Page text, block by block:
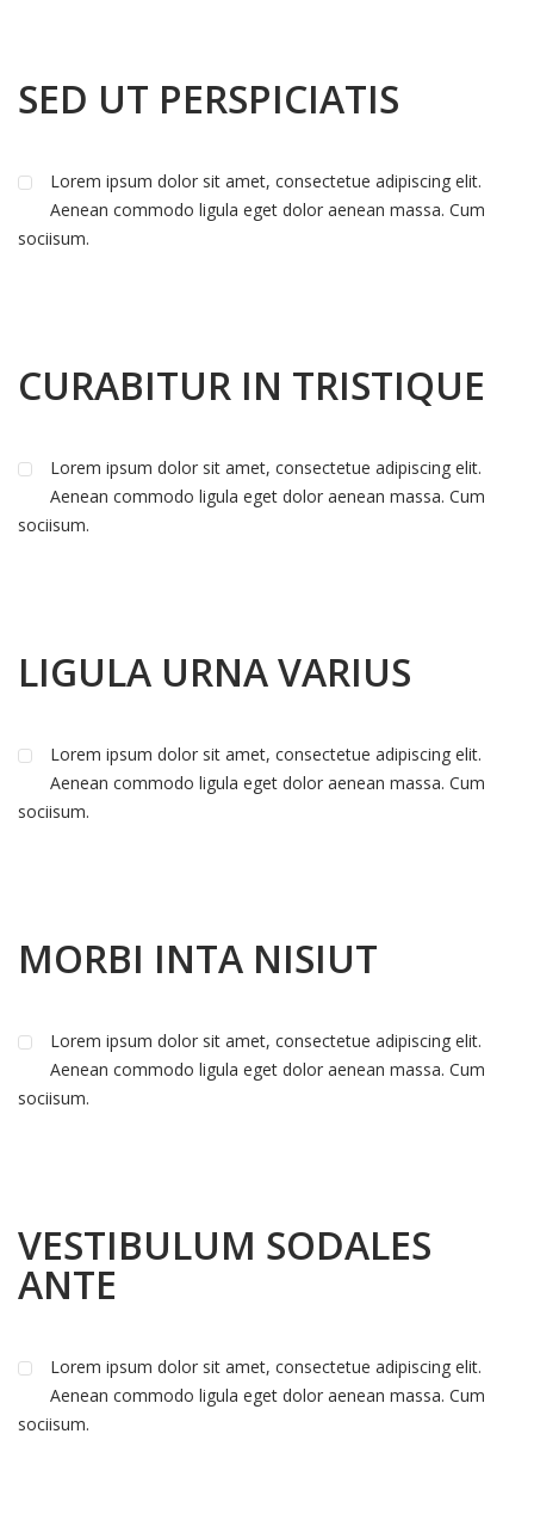
SED UT PERSPICIATIS
Lorem ipsum dolor sit amet, consectetue adipiscing elit.
Aenean commodo ligula eget dolor aenean massa. Cum
sociisum.
CURABITUR IN TRISTIQUE
Lorem ipsum dolor sit amet, consectetue adipiscing elit.
Aenean commodo ligula eget dolor aenean massa. Cum
sociisum.
LIGULA URNA VARIUS
Lorem ipsum dolor sit amet, consectetue adipiscing elit.
Aenean commodo ligula eget dolor aenean massa. Cum
sociisum.
MORBI INTA NISIUT
Lorem ipsum dolor sit amet, consectetue adipiscing elit.
Aenean commodo ligula eget dolor aenean massa. Cum
sociisum.
VESTIBULUM SODALES
ANTE
Lorem ipsum dolor sit amet, consectetue adipiscing elit.
Aenean commodo ligula eget dolor aenean massa. Cum
sociisum.